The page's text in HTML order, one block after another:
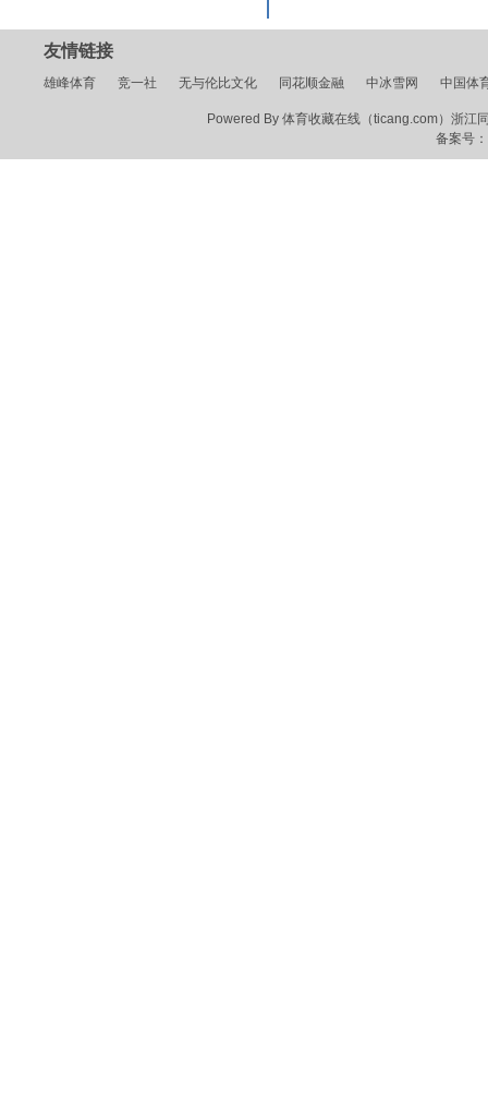
友情链接
雄峰体育 竞一社 无与伦比文化 同花顺金融 中冰雪网 中国体
Powered By 体育收藏在线（ticang.com）浙江
备案号：